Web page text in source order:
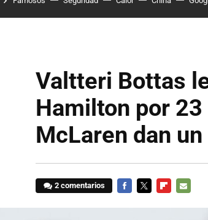
Valtteri Bottas
Hamilton por
McLaren dan
2 comentarios